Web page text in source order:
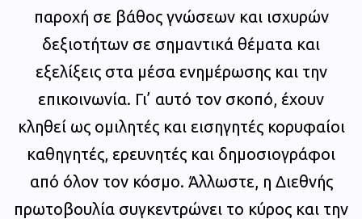
παροχή σε βάθος γνώσεων και ισχυρών
δεξιοτήτων σε σημαντικά θέματα και
εξελίξεις στα μέσα ενημέρωσης και την
επικοινωνία. Γι’ αυτό τον σκοπό, έχουν
κληθεί ως ομιλητές και εισηγητές κορυφαίοι
καθηγητές, ερευνητές και δημοσιογράφοι
από όλον τον κόσμο. Άλλωστε, η Διεθνής
πρωτοβουλία συγκεντρώνει το κύρος και την